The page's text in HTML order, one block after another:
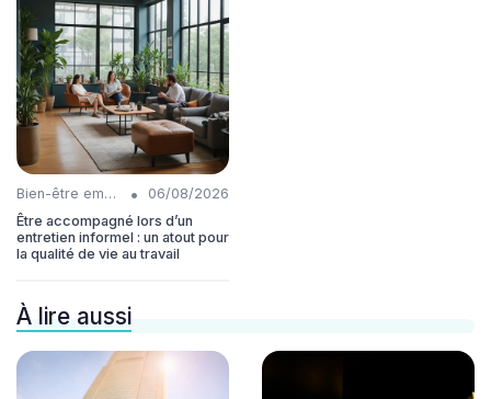
Bien-être employés •
06/08/2026
Être accompagné lors d’un
entretien informel : un atout pour
la qualité de vie au travail
À lire aussi